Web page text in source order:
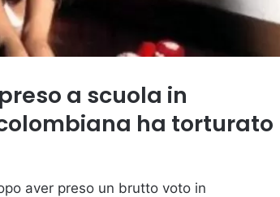
a scuola in
ha torturato
aver preso un brutto voto in